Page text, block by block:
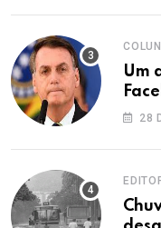
Um
28